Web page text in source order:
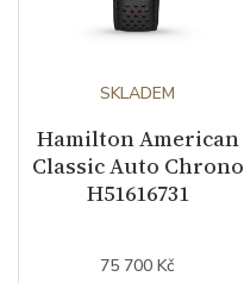
Barva řemínku
Doplňující údaje
Záruční doba
Modelová řada
SKLADEM
Hamilton American
Classic Auto Chrono
H51616731
75 700 Kč